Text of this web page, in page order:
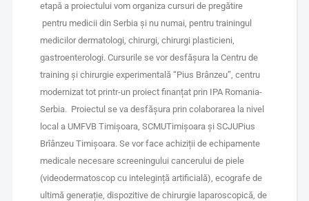
etapă a proiectului vom organiza cursuri de pregătire
pentru medicii din Serbia și nu numai, pentru trainingul
medicilor dermatologi, chirurgi, chirurgi plasticieni,
gastroenterologi. Cursurile se vor desfășura la Centru de
training și chirurgie experimentală “Pius Brânzeu”, centru
modernizat tot printr-un proiect finanțat prin IPA Romania-
Serbia. Proiectul se va desfășura prin colaborarea la nivel
local a UMFVB Timișoara, SCMUTimișoara și SCJUPius
Brîânzeu Timișoara. Se vor face achiziții de echipamente
medicale necesare screeningului cancerului de piele
(videodermatoscop cu intelegință artificială), ecografe de
ultimă generație, dispozitive de chirurgie laparoscopică, de